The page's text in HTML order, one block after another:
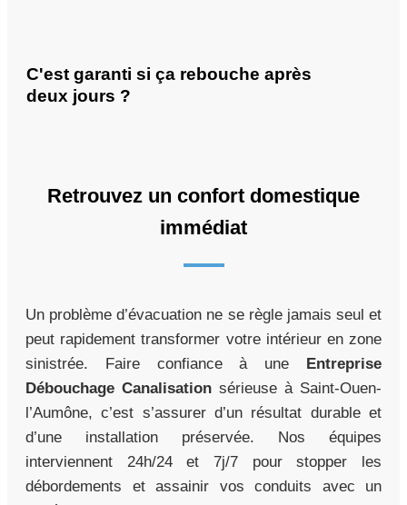
C'est garanti si ça rebouche après
deux jours ?
Retrouvez un confort domestique
immédiat
Un problème d’évacuation ne se règle jamais seul et
peut rapidement transformer votre intérieur en zone
sinistrée. Faire confiance à une Entreprise
Débouchage Canalisation sérieuse à Saint-Ouen-
l’Aumône, c’est s’assurer d’un résultat durable et
d’une installation préservée. Nos équipes
interviennent 24h/24 et 7j/7 pour stopper les
débordements et assainir vos conduits avec un